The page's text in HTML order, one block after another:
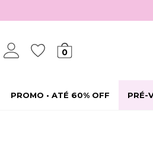
0
PROMO • ATÉ 60% OFF PRÉ-